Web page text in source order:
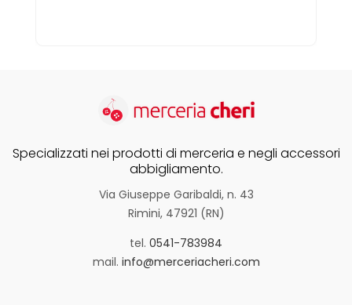
Specializzati nei prodotti di merceria e negli accessori
abbigliamento.
Via Giuseppe Garibaldi, n. 43
Rimini, 47921 (RN)
tel. 0541-783984
mail. info@merceriacheri.com